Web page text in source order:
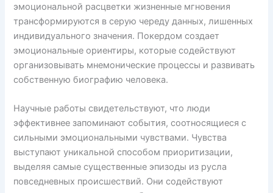
эмоциональной расцветки жизненные мгновения
трансформируются в серую череду данных, лишенных
индивидуального значения. Покердом создает
эмоциональные ориентиры, которые содействуют
организовывать мнемонические процессы и развивать
собственную биографию человека.
Научные работы свидетельствуют, что люди
эффективнее запоминают события, соотносящиеся с
сильными эмоциональными чувствами. Чувства
выступают уникальной способом приоритизации,
выделяя самые существенные эпизоды из русла
повседневных происшествий. Они содействуют